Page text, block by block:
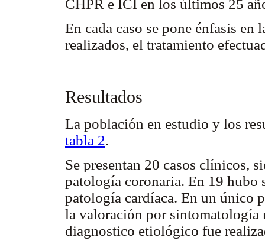
CHPR e ICI en los últimos 25
En cada caso se pone énfasis
realizados, el tratamiento
Resultados
La población en estudio y los
tabla 2.
Se presentan 20 casos clínicos,
patología coronaria. En 19 hubo
patología cardíaca. En un único
la valoración por sintomatología
diagnostico etiológico fue